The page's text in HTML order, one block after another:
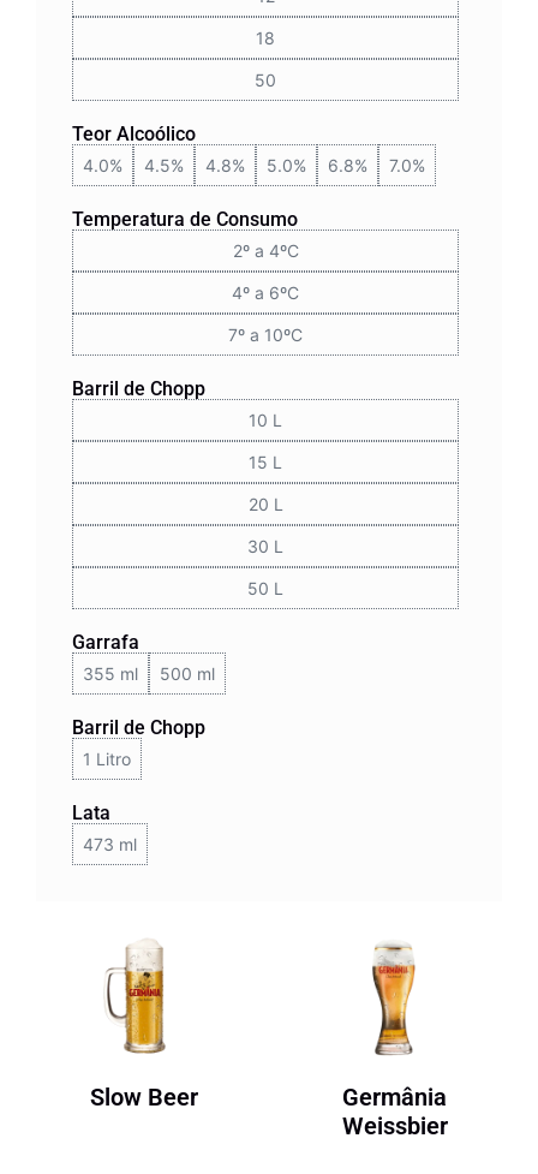
18
50
Teor Alcoólico
4.0% 4.5% 4.8% 5.0% 6.8% 7.0%
Temperatura de Consumo
2º a 4ºC
4º a 6ºC
7º a 10ºC
Barril de Chopp
10 L
15 L
20 L
30 L
50 L
Garrafa
355 ml 500 ml
Barril de Chopp
1 Litro
Lata
473 ml
Slow Beer
Germânia
Weissbier